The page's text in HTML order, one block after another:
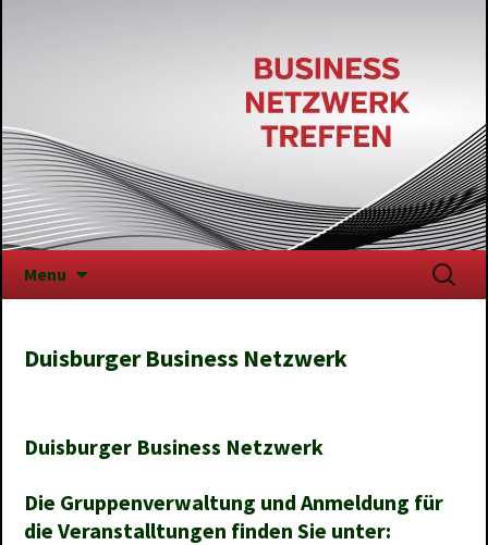
Menu
Suchen
nach:
Duisburger Business Netzwerk
Duisburger Business Netzwerk
Die Gruppenverwaltung und Anmeldung für
die Veranstalltungen finden Sie unter: